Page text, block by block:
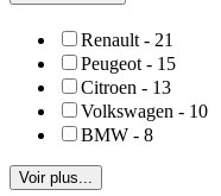
Renault - 21
Peugeot - 15
Citroen - 13
Volkswagen - 10
BMW - 8
Voir plus...